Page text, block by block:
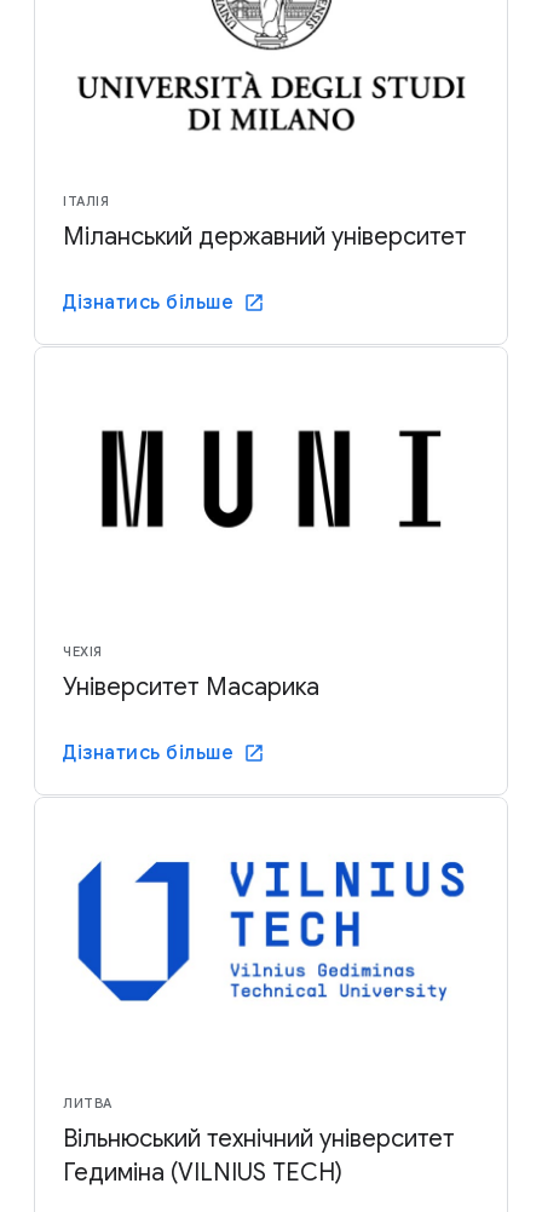
ІТАЛІЯ
Міланський державний університет
Дізнатись більше
ЧЕХІЯ
Університет Масарика
Дізнатись більше
ЛИТВА
Вільнюський технічний університет
Гедиміна (VILNIUS TECH)